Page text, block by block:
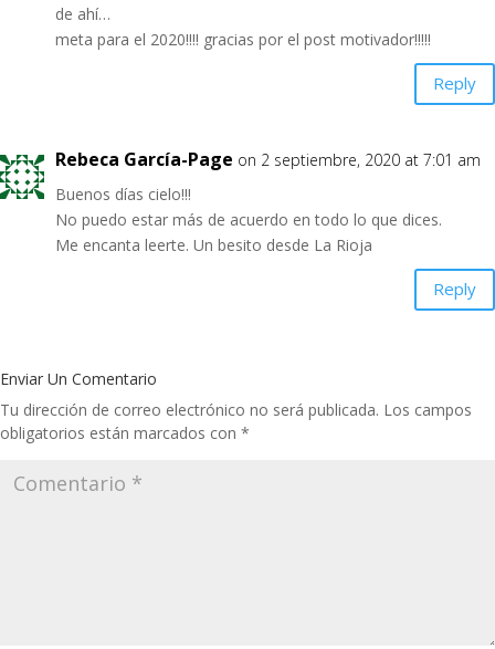
de ahí…
meta para el 2020!!!! gracias por el post motivador!!!!!
Reply
Rebeca García-Page on 2 septiembre, 2020 at 7:01 am
Buenos días cielo!!!
No puedo estar más de acuerdo en todo lo que dices.
Me encanta leerte. Un besito desde La Rioja
Reply
Enviar Un Comentario
Tu dirección de correo electrónico no será publicada. Los campos
obligatorios están marcados con *